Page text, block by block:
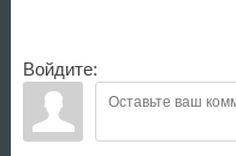
Войдите: